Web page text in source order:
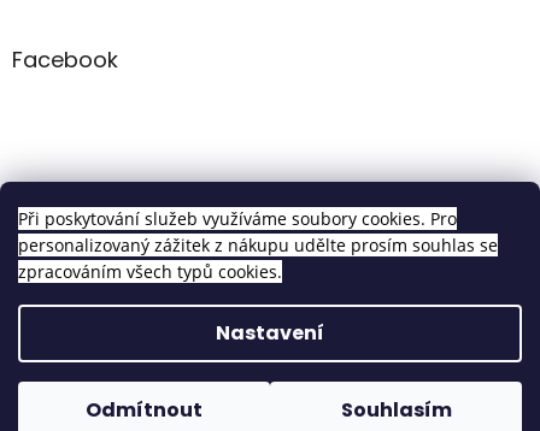
Při poskytování služeb využíváme soubory cookies. Pro
personalizovaný zážitek z nákupu udělte prosím souhlas se
zpracováním všech typů cookies.
Nastavení
Odmítnout Souhlasím
Facebook
Clip in sety
Vytvořil Shoptet
Copyright 2026Pravé Clip In Vlasy. Všechna práva
vyhrazena.
Upravit nastavení cookies